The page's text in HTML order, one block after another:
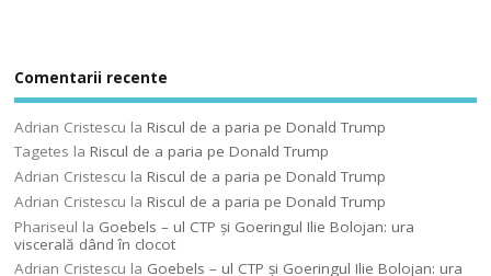
Comentarii recente
Adrian Cristescu laRiscul de a paria pe Donald Trump
Tagetes laRiscul de a paria pe Donald Trump
Adrian Cristescu laRiscul de a paria pe Donald Trump
Adrian Cristescu laRiscul de a paria pe Donald Trump
Phariseul la Goebels – ul CTP şi Goeringul Ilie Bolojan: ura
viscerală dând în clocot
Adrian Cristescu la Goebels – ul CTP şi Goeringul Ilie Bolojan: ura